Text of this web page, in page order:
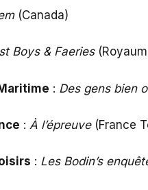
(Canada)
Boys & Faeries
: Des gens bien
: À l’épreuve(France
: Les Bodin’s